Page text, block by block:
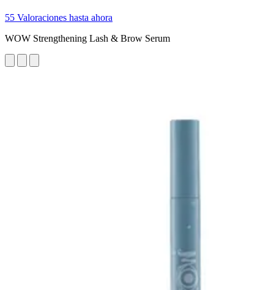
55 Valoraciones hasta ahora
WOW Strengthening Lash & Brow Serum